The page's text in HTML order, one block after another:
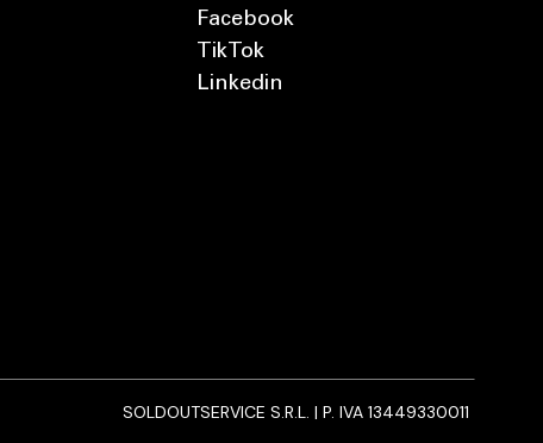
Facebook
TikTok
Linkedin
SOLDOUTSERVICE S.R.L. | P. IVA 13449330011